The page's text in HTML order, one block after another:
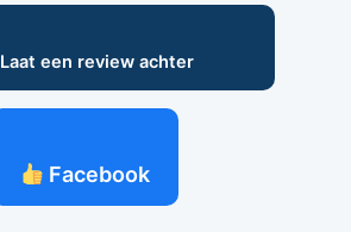
Laat een review achter
Facebook